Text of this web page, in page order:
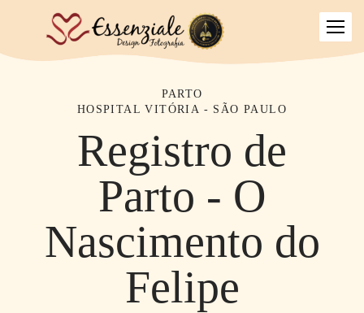
PARTO
HOSPITAL VITÓRIA - SÃO PAULO
Registro de
Parto - O
Nascimento do
Felipe